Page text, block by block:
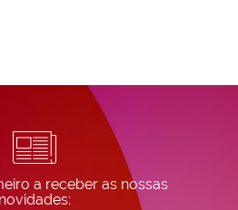
a receber as nossas
novidades: